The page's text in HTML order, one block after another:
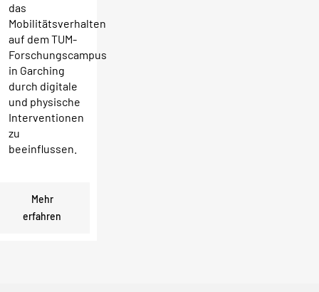
das
Mobilitätsverhalten
auf dem TUM-
Forschungscampus
in Garching
durch digitale
und physische
Interventionen
zu
beeinflussen.
Mehr
erfahren